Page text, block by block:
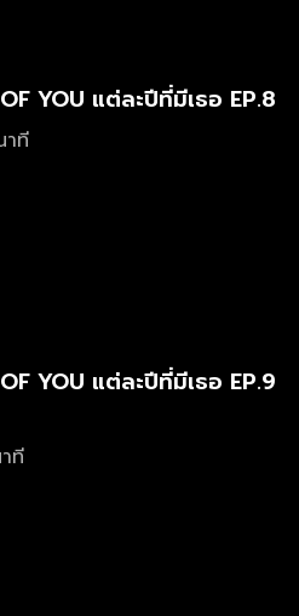
YOU แต่ละปีที่มีเธอ EP.8
าที
YOU แต่ละปีที่มีเธอ EP.9
ที